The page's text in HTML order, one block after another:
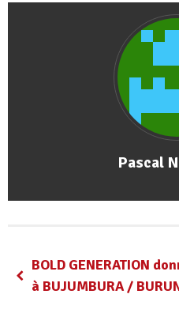
Pascal
BOLD GENERATION
à BUJUMBURA /